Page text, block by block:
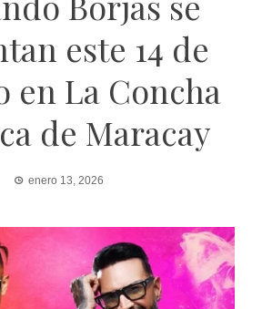
este 14 de
en La Concha
de Maracay
enero 13, 2026